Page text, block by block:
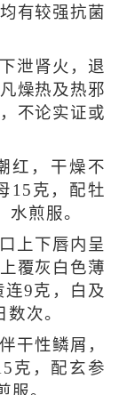
有较强抗菌
泄肾火，退
燥热及热邪
不论实证或
红，干燥不
15克，配牡
煎服。
上下唇内呈
覆灰白色薄
9克，白及
次。
干性鳞屑，
克，配玄参